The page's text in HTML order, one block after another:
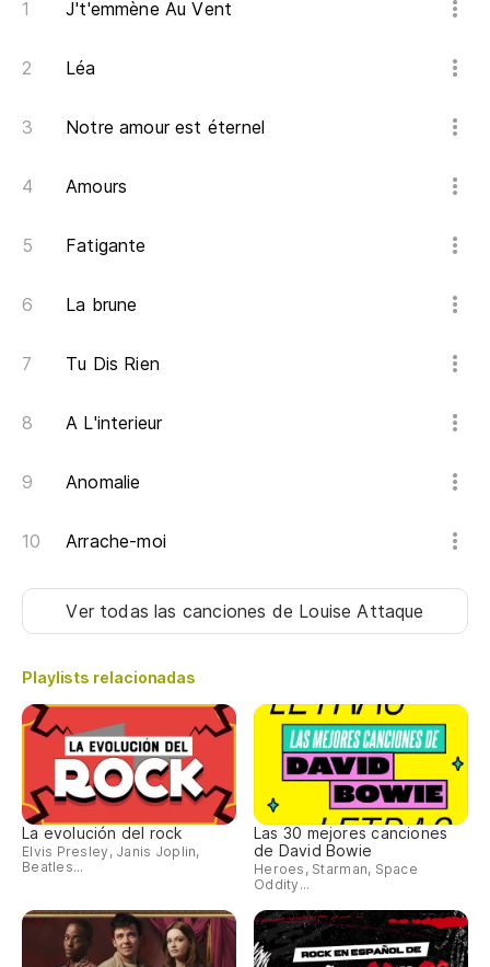
J't'emmène Au Vent
Léa
Notre amour est éternel
Amours
Fatigante
La brune
Tu Dis Rien
A L'interieur
Anomalie
Arrache-moi
Ver todas las canciones de Louise Attaque
Playlists relacionadas
La evolución del rock
Elvis Presley, Janis Joplin,
Beatles...
Las 30 mejores canciones
de David Bowie
Heroes, Starman, Space
Oddity...